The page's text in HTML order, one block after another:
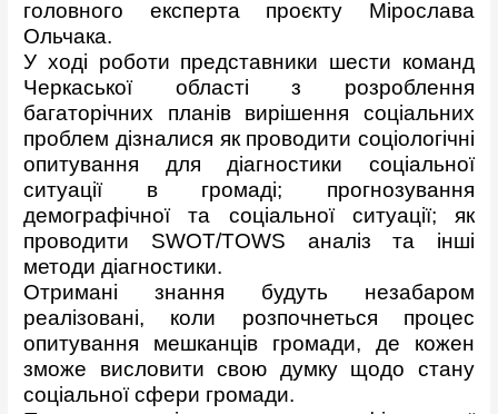
головного експерта проєкту Мірослава
Ольчака.
У ході роботи представники шести команд
Черкаської області з розроблення
багаторічних планів вирішення соціальних
проблем дізналися як проводити соціологічні
опитування для діагностики соціальної
ситуації в громаді; прогнозування
демографічної та соціальної ситуації; як
проводити SWOT/TOWS аналіз та інші
методи діагностики.
Отримані знання будуть незабаром
реалізовані, коли розпочнеться процес
опитування мешканців громади, де кожен
зможе висловити свою думку щодо стану
соціальної сфери громади.